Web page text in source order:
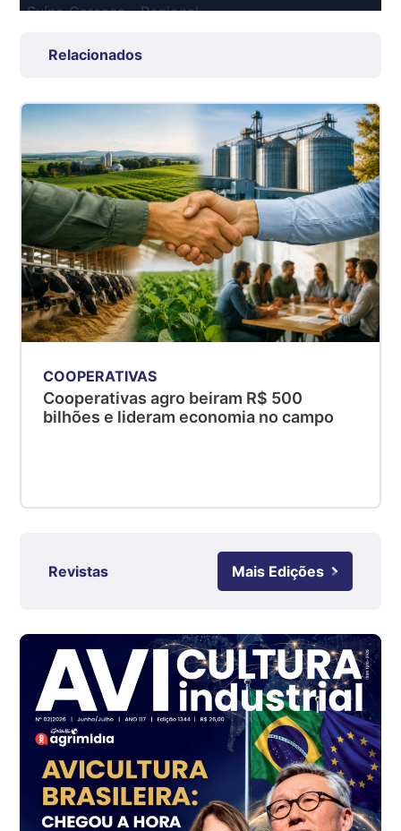
Suíno Carcaça - Regional
R$ 7,53
Suíno - Estadual
SP
kg
Suíno - Estadual
R$ 5,05
kg
Suíno - Estadual
PR
R$ 4,53
Suíno - Estadual
SC
R$ 4,48
Ovo Branco - Regional
cx
Ovo Branco - Regional
Branco
R$ 145,34
cx
Ovo Vermelho - Regional
Grande São Paulo (SP)
R$ 155,59
cx
Relacionados
COOPERATIVAS
Cooperativas agro beiram R$ 500
bilhões e lideram economia no campo
Revistas Mais Edições